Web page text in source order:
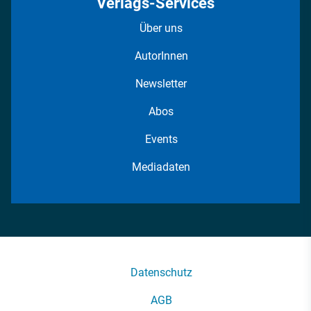
Über uns
AutorInnen
Newsletter
Abos
Events
Mediadaten
Datenschutz
AGB